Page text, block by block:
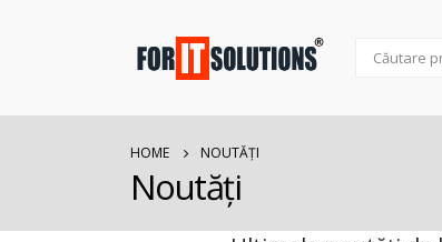
HOME NOUTĂȚI
Noutăți